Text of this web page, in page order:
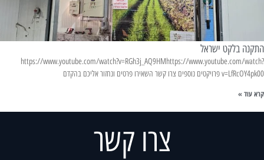
התקנה בלקט ישראל
https://www.youtube.com/watch?v=RGh3j_AQ9HMhttps://www.youtube.com/watch?
v=LfRcOY4pk00 פרויקטים נוספים צרו קשר השאירו פרטים ונחזור אליכם בהקדם
קרא עוד »
צרו קשר